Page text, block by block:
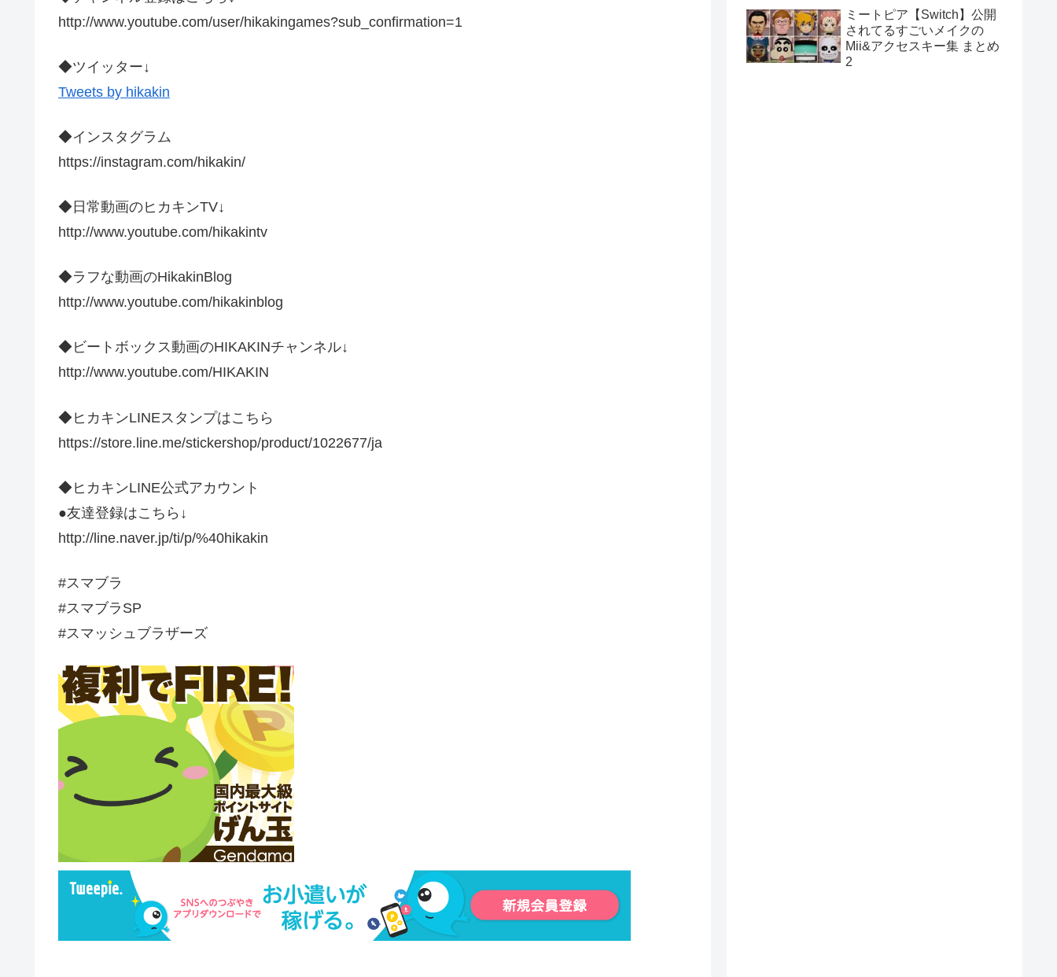
http://www.youtube.com/user/hikakingames?sub_confirmation=1
◆ツイッター↓
Tweets by hikakin
◆インスタグラム
https://instagram.com/hikakin/
◆日常動画のヒカキンTV↓
http://www.youtube.com/hikakintv
◆ラフな動画のHikakinBlog
http://www.youtube.com/hikakinblog
◆ビートボックス動画のHIKAKINチャンネル↓
http://www.youtube.com/HIKAKIN
◆ヒカキンLINEスタンプはこちら
https://store.line.me/stickershop/product/1022677/ja
◆ヒカキンLINE公式アカウント
●友達登録はこちら↓
http://line.naver.jp/ti/p/%40hikakin
#スマブラ
#スマブラSP
#スマッシュブラザーズ
ミートピア【Switch】公開
されてるすごいメイクの
Mii&アクセスキー集 まとめ
2